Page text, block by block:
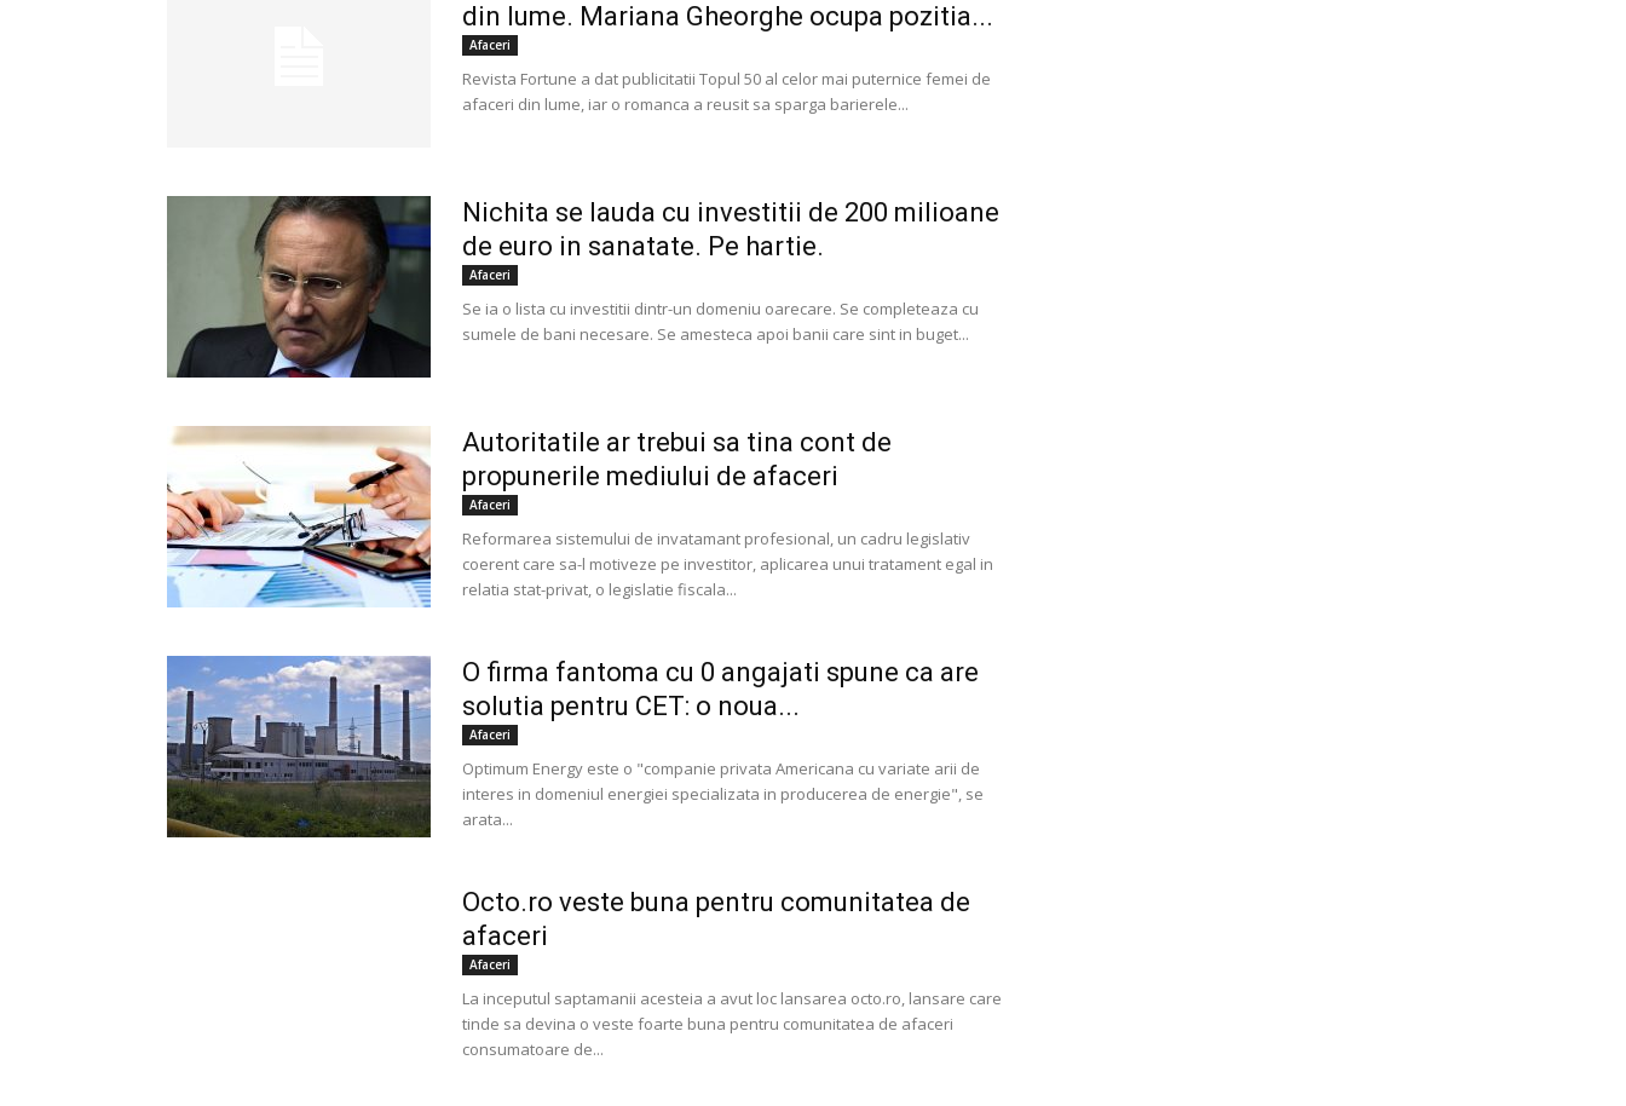
din lume. Mariana Gheorghe ocupa pozitia...
Afaceri
Revista Fortune a dat publicitatii Topul 50 al celor mai puternice femei de
afaceri din lume, iar o romanca a reusit sa sparga barierele...
Nichita se lauda cu investitii de 200 milioane
de euro in sanatate. Pe hartie.
Afaceri
Se ia o lista cu investitii dintr-un domeniu oarecare. Se completeaza cu
sumele de bani necesare. Se amesteca apoi banii care sint in buget...
Autoritatile ar trebui sa tina cont de
propunerile mediului de afaceri
Afaceri
Reformarea sistemului de invatamant profesional, un cadru legislativ
coerent care sa-l motiveze pe investitor, aplicarea unui tratament egal in
relatia stat-privat, o legislatie fiscala...
O firma fantoma cu 0 angajati spune ca are
solutia pentru CET: o noua...
Afaceri
Optimum Energy este o "companie privata Americana cu variate arii de
interes in domeniul energiei specializata in producerea de energie", se
arata...
Octo.ro veste buna pentru comunitatea de
afaceri
Afaceri
La inceputul saptamanii acesteia a avut loc lansarea octo.ro, lansare care
tinde sa devina o veste foarte buna pentru comunitatea de afaceri
consumatoare de...